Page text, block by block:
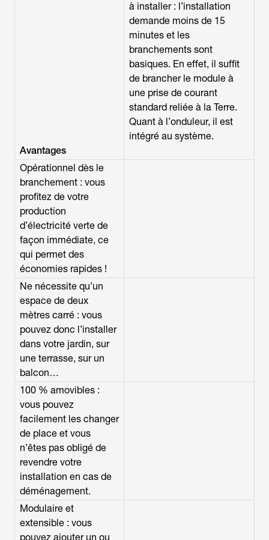
Avantages
à installer : l’installation
demande moins de 15
minutes et les
branchements sont
basiques. En effet, il suffit
de brancher le module à
une prise de courant
standard reliée à la Terre.
Quant à l’onduleur, il est
intégré au système.
Opérationnel dès le
branchement : vous
profitez de votre
production
d’électricité verte de
façon immédiate, ce
qui permet des
économies rapides !
Ne nécessite qu’un
espace de deux
mètres carré : vous
pouvez donc l’installer
dans votre jardin, sur
une terrasse, sur un
balcon…
100 % amovibles :
vous pouvez
facilement les changer
de place et vous
n’êtes pas obligé de
revendre votre
installation en cas de
déménagement.
Modulaire et
extensible : vous
pouvez ajouter un ou